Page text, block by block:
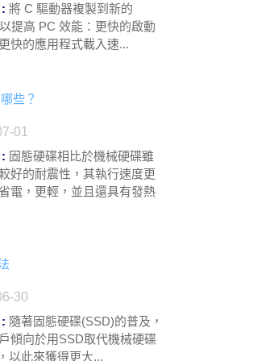
將 C 驅動器複製到新的
提高 PC 效能：更快的啟動
快的應用程式載入速...
些？
01
固態硬碟相比於機械硬碟雖
好的耐震性，其執行速度更
電，更輕，並且還具有發熱
30
隨著固態硬碟(SSD)的普及，
傾向於用SSD取代機械硬碟
以此來獲得更大...